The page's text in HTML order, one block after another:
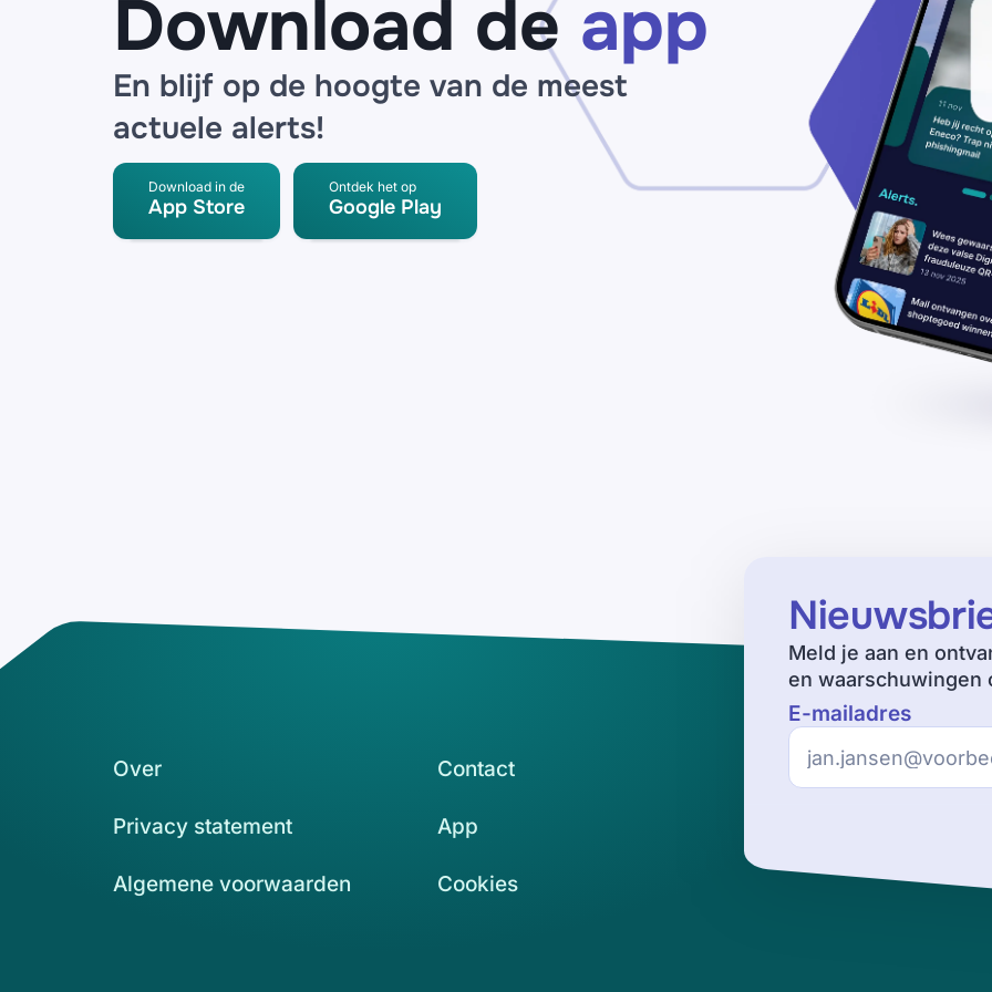
uur’
Download de app
En blijf op de hoogte van de meest
actuele alerts!
Download in de
App Store
Ontdek het op
Google Play
Meld je aan en
en waarschuwingen
E-mailadres
Over Contact
Privacy statement App
Algemene voorwaarden Cookies